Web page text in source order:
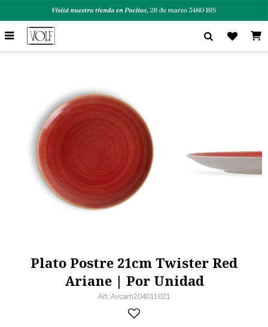

Plato Postre 21cm Twister Red
Ariane | Por Unidad
Avcarn204011021